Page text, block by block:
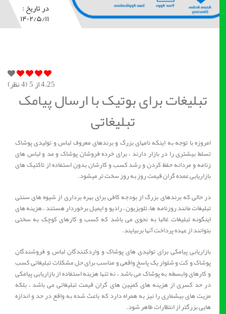
در تاریخ :
۱۴۰۲/۵/۱۱
4.25از 5 ( 4نظر)
تبلیغات برای بوتیک با ارسال پیامک
تبلیغاتی
امروزه با توجه به اینکه نامهای بزرگ و برندهای معروف لباس و تولیدی پوشاک
تسلط بیشتری را در بازار دارند ، برای خرده فروشان پوشاک و مد و لباس های
زنامه و مردانه حفظ کردن و رشد کسب و کارشان بدون استفاده از تاکتیک های
بازاریابی عمده گران قیمت روز به روز سخت تر میشود.
در حالی که برندهای بزرگ از بودجه کافی برای بهره برداری از شیوه های سنتی
تبلیغات مانند روزنامه ها، تلویزیون ، رادیو و ایمیل برخوردار هستند ، هزینه های
اینگونه تبلیغات غالبا به نحوی می باشد که کسب و کارهای کوچک به سختی
بتوانند از عهده پرداخت آنها بربیایند.
بازاریابی پیامکی برای تولیدی های پوشاک و واردکنندگان لباس و فروشندگان
پوشاک و کت و شلوار یک پاسخ واقعی و مناسب برای حل مشکلات تبلیغاتی کسب
و کارهای وابسطه به پوشاک می باشد ، نه تنها هزینه استفاده از بازاریابی پیامکی
در حد کسری از هزینه های کمپین های گران قیمت تبلیغاتی می باشد ، بلکه
مزیت های بیشماری را نیز به همراه دارد که باعث شده به واقع در حد و اندازه
هایی بزرگتر از انتظارات ظاهر شود.